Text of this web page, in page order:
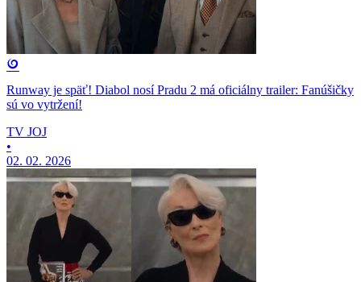
Runway je späť! Diabol nosí Pradu 2 má oficiálny trailer: Fanúšičky
sú vo vytržení!
TV JOJ
•
02. 02. 2026